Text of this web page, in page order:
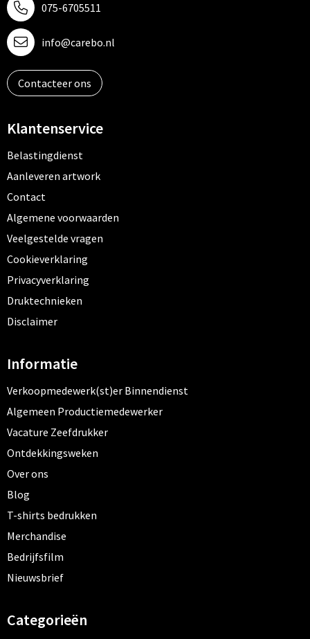
075-6705511
info@carebo.nl
Contacteer ons
Klantenservice
Belastingdienst
Aanleveren artwork
Contact
Algemene voorwaarden
Veelgestelde vragen
Cookieverklaring
Privacyverklaring
Druktechnieken
Disclaimer
Informatie
Verkoopmedewerk(st)er Binnendienst
Algemeen Productiemedewerker
Vacature Zeefdrukker
Ontdekkingsweken
Over ons
Blog
T-shirts bedrukken
Merchandise
Bedrijfsfilm
Nieuwsbrief
Categorieën